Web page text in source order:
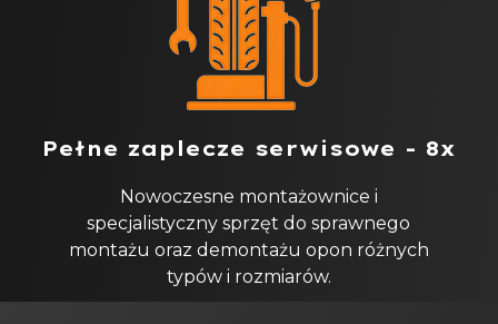
Pełne zaplecze serwisowe - 8x
Nowoczesne montażownice i
specjalistyczny sprzęt do sprawnego
montażu oraz demontażu opon różnych
typów i rozmiarów.